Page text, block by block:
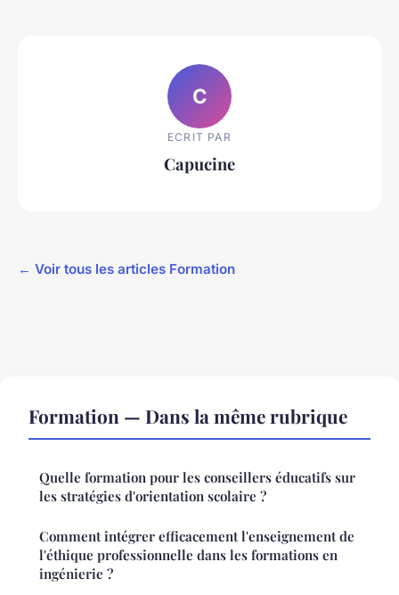
C
ECRIT PAR
Capucine
← Voir tous les articles Formation
Formation — Dans la même rubrique
Quelle formation pour les conseillers éducatifs sur
les stratégies d'orientation scolaire ?
Comment intégrer efficacement l'enseignement de
l'éthique professionnelle dans les formations en
ingénierie ?